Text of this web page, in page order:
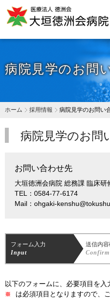
病院見学のお問
ホーム 採用情報 病院見学のお問い
病院見学のお問
お問い合わせ先
大垣徳洲会病院 総務課 臨床
TEL：0584-77-6174
Mail：ohgaki-
フォーム入力
Input
送信内
Confirm
以下のフォームに、必要項目を入
※ は必須項目となりますので、